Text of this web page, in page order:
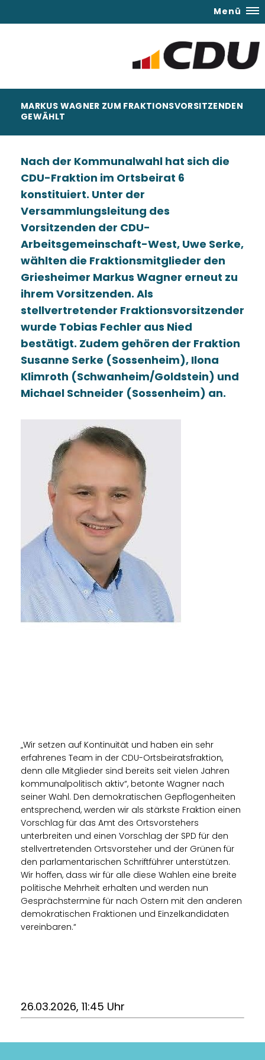
Menü
MARKUS WAGNER ZUM FRAKTIONSVORSITZENDEN
GEWÄHLT
Nach der Kommunalwahl hat sich die
CDU-Fraktion im Ortsbeirat 6
konstituiert. Unter der
Versammlungsleitung des
Vorsitzenden der CDU-
Arbeitsgemeinschaft-West, Uwe Serke,
wählten die Fraktionsmitglieder den
Griesheimer Markus Wagner erneut zu
ihrem Vorsitzenden. Als
stellvertretender Fraktionsvorsitzender
wurde Tobias Fechler aus Nied
bestätigt. Zudem gehören der Fraktion
Susanne Serke (Sossenheim), Ilona
Klimroth (Schwanheim/Goldstein) und
Michael Schneider (Sossenheim) an.
Wir setzen auf Kontinuität und haben ein sehr
erfahrenes Team in der CDU-Ortsbeiratsfraktion,
denn alle Mitglieder sind bereits seit vielen Jahren
kommunalpolitisch aktiv“, betonte Wagner nach
seiner Wahl. Den demokratischen Gepflogenheiten
entsprechend, werden wir als stärkste Fraktion einen
Vorschlag für das Amt des Ortsvorstehers
unterbreiten und einen Vorschlag der SPD für den
stellvertretenden Ortsvorsteher und der Grünen für
den parlamentarischen Schriftführer unterstützen.
Wir hoffen, dass wir für alle diese Wahlen eine breite
politische Mehrheit erhalten und werden nun
Gesprächstermine für nach Ostern mit den anderen
demokratischen Fraktionen und Einzelkandidaten
vereinbaren.“
26.03.2026, 11:45 Uhr